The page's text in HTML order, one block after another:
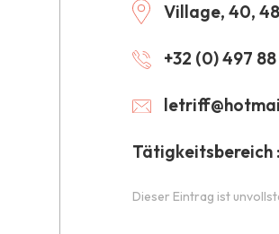
Village, 40,
+32 (0) 497 88
Tätigkeitsbereich
Dieser Eintrag ist